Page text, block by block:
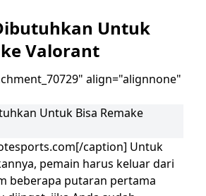
Untuk
Valorant
align="alignnone"
caption] Untuk
pemain harus keluar dari
beberapa putaran pertama